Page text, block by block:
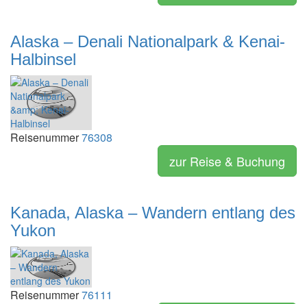
Alaska – Denali Nationalpark & Kenai-
Halbinsel
Reisenummer76308
zur Reise & Buchung
Kanada, Alaska – Wandern entlang des
Yukon
Reisenummer76111